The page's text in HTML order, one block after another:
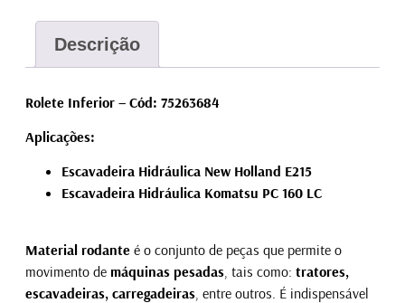
Descrição
Rolete Inferior – Cód: 75263684
Aplicações:
Escavadeira Hidráulica New Holland E215
Escavadeira Hidráulica Komatsu PC 160 LC
Material rodanteé o conjunto de peças que permite o
movimento de máquinas pesadas, tais como: tratores,
escavadeiras, carregadeiras, entre outros. É indispensável